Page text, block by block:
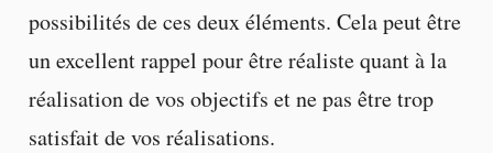
possibilités de ces deux éléments. Cela peut être
un excellent rappel pour être réaliste quant à la
réalisation de vos objectifs et ne pas être trop
satisfait de vos réalisations.